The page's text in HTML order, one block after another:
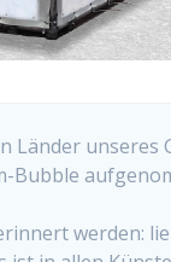
unseres
werden: